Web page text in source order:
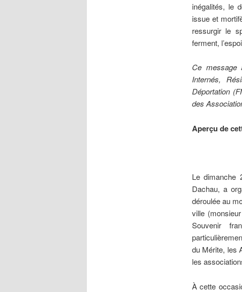
inégalités, le
issue et
ressurgir le
ferment,
Ce message
Internés,
Déportation
des
Aperçu de
Le dimanche
Dachau, a
déroulée au
ville
Souvenir
du Mérite, les
les
À cette